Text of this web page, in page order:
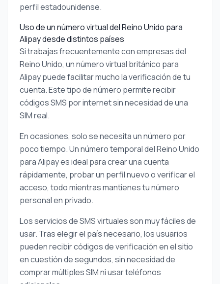
perfil estadounidense.
Uso de un número virtual del Reino Unido para
Alipay desde distintos países
Si trabajas frecuentemente con empresas del
Reino Unido, un número virtual británico para
Alipay puede facilitar mucho la verificación de tu
cuenta. Este tipo de número permite recibir
códigos SMS por internet sin necesidad de una
SIM real.
En ocasiones, solo se necesita un número por
poco tiempo. Un número temporal del Reino Unido
para Alipay es ideal para crear una cuenta
rápidamente, probar un perfil nuevo o verificar el
acceso, todo mientras mantienes tu número
personal en privado.
Los servicios de SMS virtuales son muy fáciles de
usar. Tras elegir el país necesario, los usuarios
pueden recibir códigos de verificación en el sitio
en cuestión de segundos, sin necesidad de
comprar múltiples SIM ni usar teléfonos